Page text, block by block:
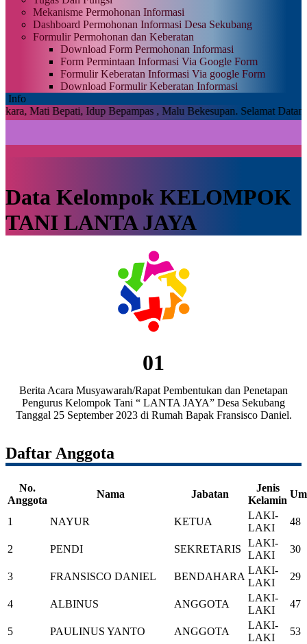
Mekanisme Permohonan Informasi
Dashboard Permohonan Informasi Desa Sekubang
Formulir Permohonan dan Keberatan
Download Form Permohonan Informasi
Form Permintaan Informasi Via Google Form
Formulir Keberatan Informasi Via google Form
Download Formulir Keberatan Informasi
Info
Idup Bepampas , Malu Bekesupan. Selamat Datang Di
Data Kelompok KELOMPOK
TANI LANTA JAYA
01
Berita Acara Musyawarah/Rapat Pembentukan dan Penetapan
Pengurus Kelompok Tani “ LANTA JAYA” Desa Sekubang
Tanggal 25 September 2023 di Rumah Bapak Fransisco Daniel.
Daftar Anggota
No.
Anggota
Nama Jabatan
Jenis
Kelamin
1 NAYUR KETUA
LAKI-
LAKI
48
2 PENDI SEKRETARIS
LAKI-
LAKI
30
3 FRANSISCO DANIEL BENDAHARA
LAKI-
LAKI
29
4 ALBINUS ANGGOTA
LAKI-
LAKI
47
5 PAULINUS YANTO ANGGOTA
LAKI-
LAKI
53